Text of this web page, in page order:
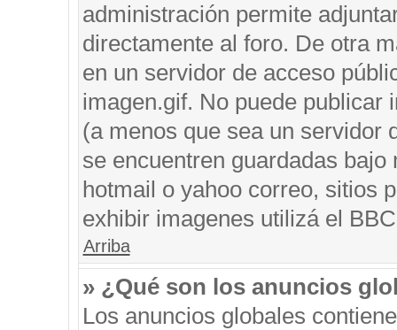
administración permite
directamente al foro. De otra
en un servidor de acceso
imagen.gif. No puede publicar
(a menos que sea un servidor
se encuentren guardadas
hotmail o yahoo correo, sitios
exhibir imagenes utilizá el
Arriba
» ¿Qué son los anuncios
Los anuncios globales